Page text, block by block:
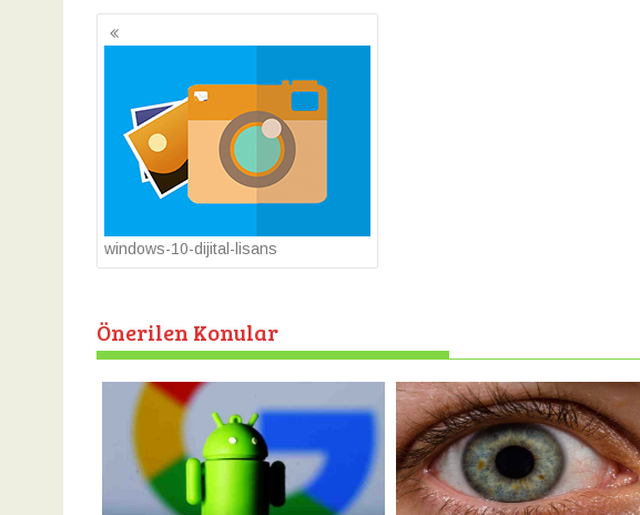
Yazı
gezinmesi
windows-10-dijital-lisans
Önerilen Konular